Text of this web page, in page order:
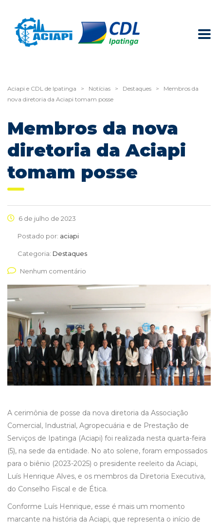
Aciapi e CDL de Ipatinga > Notícias > Destaques >
Membros da
nova diretoria da Aciapi tomam posse
Membros da nova
diretoria da Aciapi
tomam posse
6 de julho de 2023
Postado por: aciapi
Categoria: Destaques
Nenhum comentário
A cerimônia de posse da nova diretoria da Associação
Comercial, Industrial, Agropecuária e de Prestação de
Serviços de Ipatinga (Aciapi) foi realizada nesta quarta-feira
(5), na sede da entidade. No ato solene, foram empossados
para o biênio (2023-2025) o presidente reeleito da Aciapi,
Luís Henrique Alves, e os membros da Diretoria Executiva,
do Conselho Fiscal e de Ética.
Conforme Luís Henrique, esse é mais um momento
marcante na história da Aciapi, que representa o início de